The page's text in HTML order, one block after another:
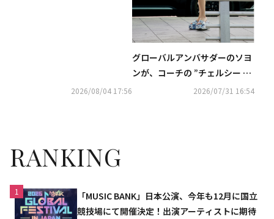
2026/08/04 17:56
グローバルアンバサダーのソヨ
ンが、コーチの ”チェルシー シ
ョルダー バッグ“ を着用2026/07/31 16:54
RANKING
1
「MUSIC BANK」日本公演、今年も12月に国立
競技場にて開催決定！出演アーティストに期待